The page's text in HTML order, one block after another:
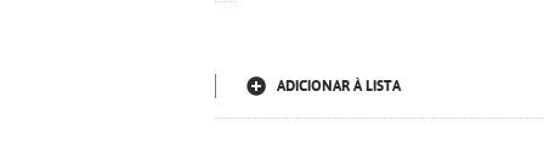
ADICIONAR À LISTA